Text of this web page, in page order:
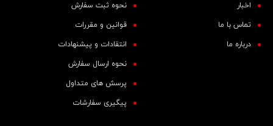
اخبار
تماس با ما
درباره ما
نحوه ثبت سفارش
قوانین و مقررات
انتقادات و پیشنهادات
نحوه ارسال سفارش
پرسش های متداول
پیگیری سفارشات